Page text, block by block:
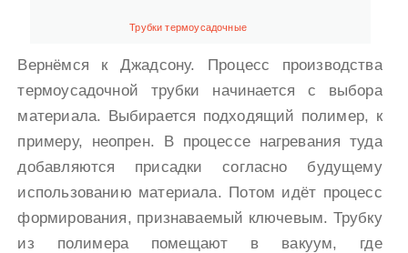
Трубки термоусадочные
Вернёмся к Джадсону. Процесс производства
термоусадочной трубки начинается с выбора
материала. Выбирается подходящий полимер, к
примеру, неопрен. В процессе нагревания туда
добавляются присадки согласно будущему
использованию материала. Потом идёт процесс
формирования, признаваемый ключевым. Трубку
из полимера помещают в вакуум, где